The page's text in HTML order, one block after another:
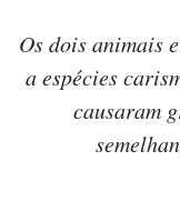
Os dois animais
a espécies
causaram